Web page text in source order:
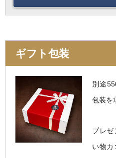
ギフト包装
別途
包装を
プレゼ
い物カ